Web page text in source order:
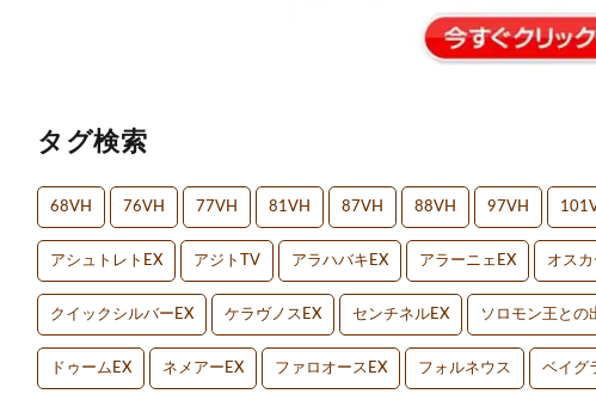
タグ検索
68VH 76VH 77VH 81VH 87VH 88VH 97VH
アシュトレトEX アジトTV アラハバキEX アラーニェEX オス
クイックシルバーEX ケラヴノスEX センチネルEX ソロモン王との
ドゥームEX ネメアーEX ファロオースEX フォルネウス ベイグ